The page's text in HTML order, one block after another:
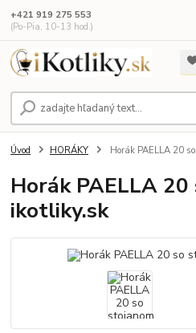
+421 919 275 553
(Po-Pia, 10-13 hod.)
Úvod HORÁKY Horák PAELLA 20
Horák PAELLA
ikotliky.sk